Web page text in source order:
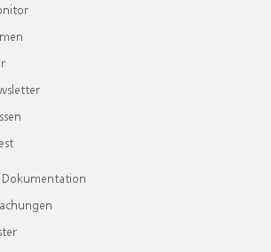
Dokumentation